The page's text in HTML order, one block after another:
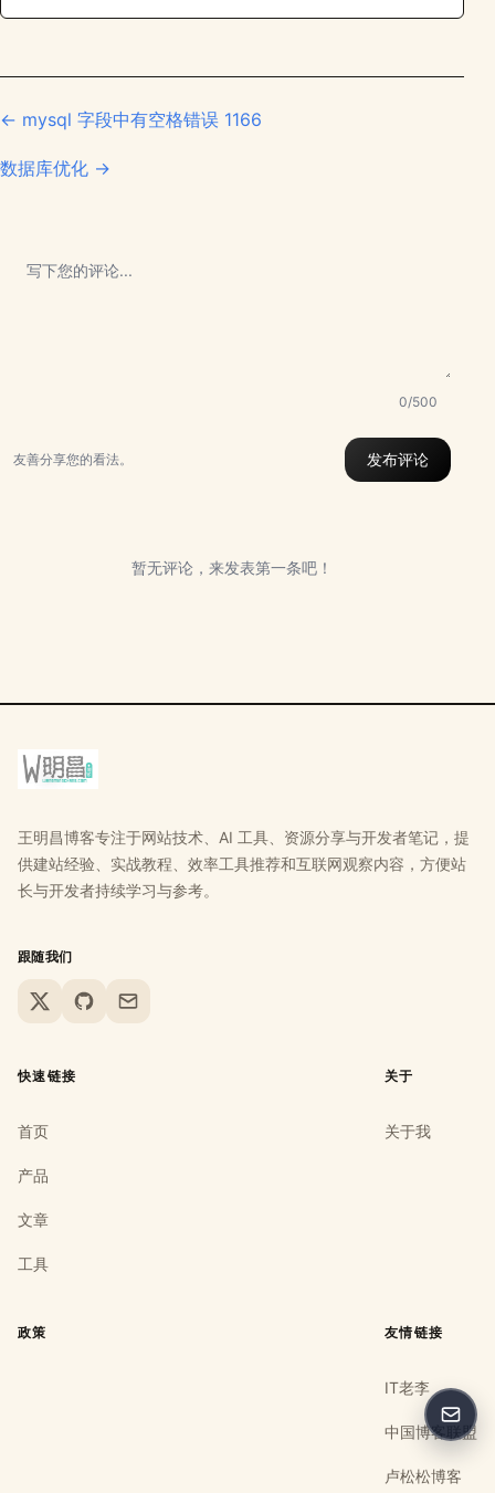
← mysql 字段中有空格错误 1166
数据库优化 →
0/500
友善分享您的看法。 发布评论
暂无评论，来发表第一条吧！
王明昌博客专注于网站技术、AI 工具、资源分享与开发者笔记，提
供建站经验、实战教程、效率工具推荐和互联网观察内容，方便站
长与开发者持续学习与参考。
跟随我们
X GitHubEmail
快速链接
首页
产品
文章
工具
关于
关于我
政策 友情链接
IT老李
中国博客联盟
卢松松博客
反馈